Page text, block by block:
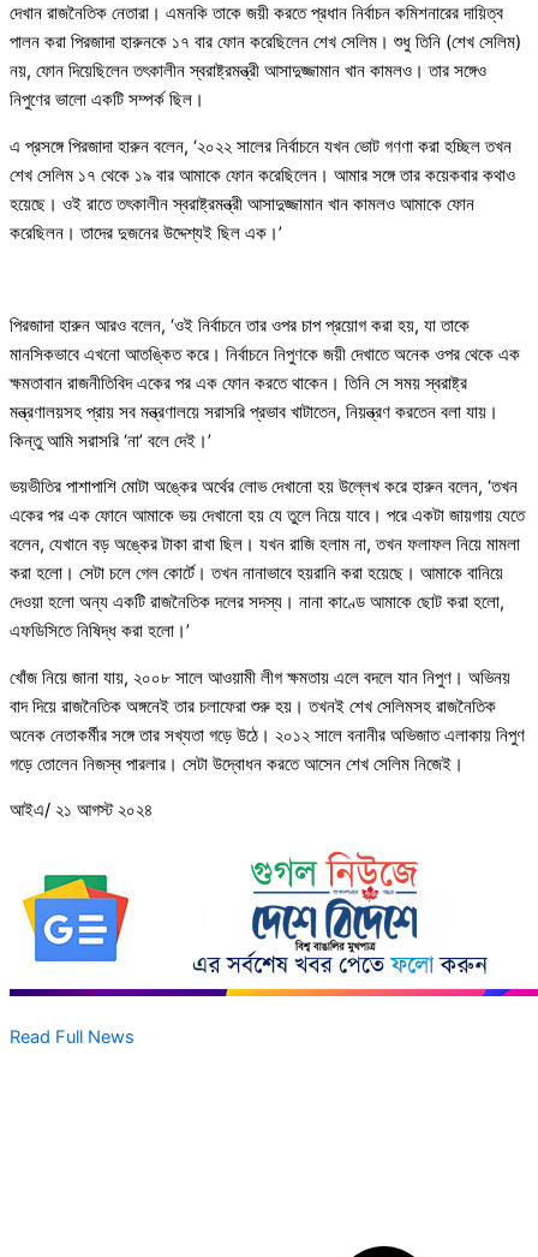
দেখান রাজনৈতিক নেতারা। এমনকি তাকে জয়ী করতে প্রধান নির্বাচন কমিশনারের দায়িত্ব
পালন করা পিরজাদা হারুনকে ১৭ বার ফোন করেছিলেন শেখ সেলিম। শুধু তিনি (শেখ সেলিম)
নয়, ফোন দিয়েছিলেন তৎকালীন স্বরাষ্ট্রমন্ত্রী আসাদুজ্জামান খান কামলও। তার সঙ্গেও
নিপুণের ভালো একটি সম্পর্ক ছিল।
এ প্রসঙ্গে পিরজাদা হারুন বলেন, ‘২০২২ সালের নির্বাচনে যখন ভোট গণণা করা হচ্ছিল তখন
শেখ সেলিম ১৭ থেকে ১৯ বার আমাকে ফোন করেছিলেন। আমার সঙ্গে তার কয়েকবার কথাও
হয়েছে। ওই রাতে তৎকালীন স্বরাষ্ট্রমন্ত্রী আসাদুজ্জামান খান কামলও আমাকে ফোন
করেছিলন। তাদের দুজনের উদ্দেশ্যই ছিল এক।’
পিরজাদা হারুন আরও বলেন, ‘ওই নির্বাচনে তার ওপর চাপ প্রয়োগ করা হয়, যা তাকে
মানসিকভাবে এখনো আতঙ্কিত করে। নির্বাচনে নিপুণকে জয়ী দেখাতে অনেক ওপর থেকে এক
ক্ষমতাবান রাজনীতিবিদ একের পর এক ফোন করতে থাকেন। তিনি সে সময় স্বরাষ্ট্র
মন্ত্রণালয়সহ প্রায় সব মন্ত্রণালয়ে সরাসরি প্রভাব খাটাতেন, নিয়ন্ত্রণ করতেন বলা যায়।
কিন্তু আমি সরাসরি ‘না’ বলে দেই।’
ভয়ভীতির পাশাপাশি মোটা অঙ্কের অর্থের লোভ দেখানো হয় উল্লেখ করে হারুন বলেন, ‘তখন
একের পর এক ফোনে আমাকে ভয় দেখানো হয় যে তুলে নিয়ে যাবে। পরে একটা জায়গায় যেতে
বলেন, যেখানে বড় অঙ্কের টাকা রাখা ছিল। যখন রাজি হলাম না, তখন ফলাফল নিয়ে মামলা
করা হলো। সেটা চলে গেল কোর্টে। তখন নানাভাবে হয়রানি করা হয়েছে। আমাকে বানিয়ে
দেওয়া হলো অন্য একটি রাজনৈতিক দলের সদস্য। নানা কাণ্ডে আমাকে ছোট করা হলো,
এফডিসিতে নিষিদ্ধ করা হলো।’
খোঁজ নিয়ে জানা যায়, ২০০৮ সালে আওয়ামী লীগ ক্ষমতায় এলে বদলে যান নিপুণ। অভিনয়
বাদ দিয়ে রাজনৈতিক অঙ্গনেই তার চলাফেরা শুরু হয়। তখনই শেখ সেলিমসহ রাজনৈতিক
অনেক নেতাকর্মীর সঙ্গে তার সখ্যতা গড়ে উঠে। ২০১২ সালে বনানীর অভিজাত এলাকায় নিপুণ
গড়ে তোলেন নিজস্ব পারলার। সেটা উদ্বোধন করতে আসেন শেখ সেলিম নিজেই।
আইএ/ ২১ আগস্ট ২০২৪
Read Full News